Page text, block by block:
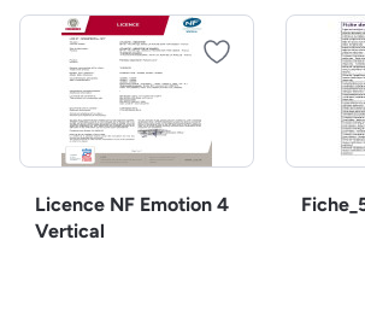
Licence NF Emotion 4
Vertical